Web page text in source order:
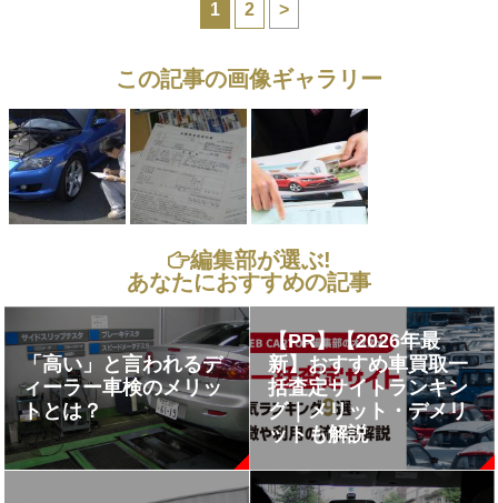
1 2 >
この記事の画像ギャラリー
編集部が選ぶ!
あなたにおすすめの記事
「高い」と言われるデ
ィーラー車検のメリッ
トとは？
【PR】【2026年最
新】おすすめ車買取一
括査定サイトランキン
グ｜メリット・デメリ
ットも解説